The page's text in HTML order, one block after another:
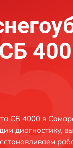
СБ 4000 в
диагностику,